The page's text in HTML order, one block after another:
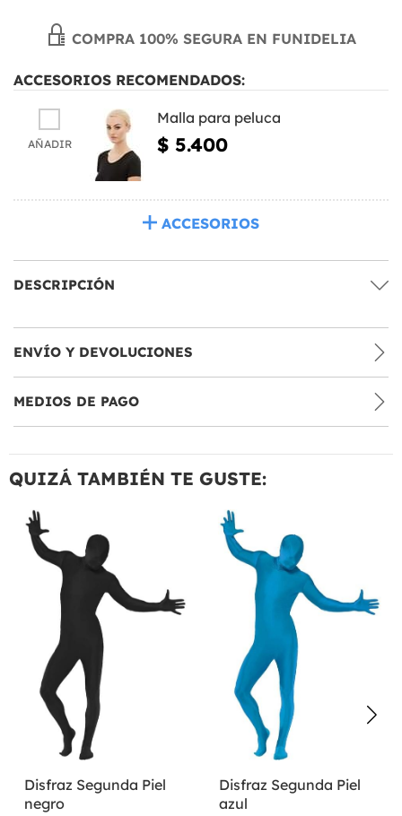
COMPRA 100% SEGURA EN FUNIDELIA
ACCESORIOS RECOMENDADOS:
AÑADIR
Malla para peluca
$ 5.400
ACCESORIOS
DESCRIPCIÓN
ENVÍO Y DEVOLUCIONES
MEDIOS DE PAGO
QUIZÁ TAMBIÉN TE GUSTE:
Disfraz Segunda Piel
negro
Disfraz Segunda Piel
azul